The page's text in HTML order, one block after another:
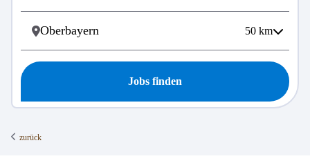
50 km
Jobs finden
zurück